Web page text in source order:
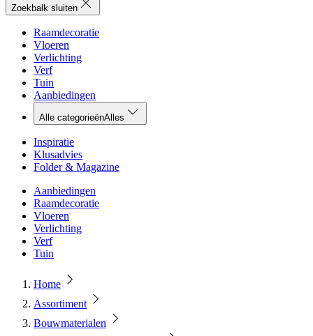
Zoekbalk sluiten
Raamdecoratie
Vloeren
Verlichting
Verf
Tuin
Aanbiedingen
Alle categorieënAlles
Inspiratie
Klusadvies
Folder & Magazine
Aanbiedingen
Raamdecoratie
Vloeren
Verlichting
Verf
Tuin
Home
Assortiment
Bouwmaterialen